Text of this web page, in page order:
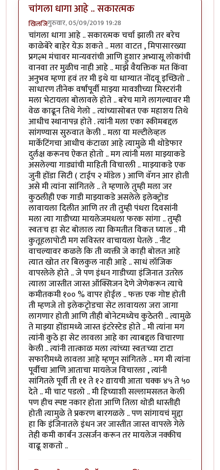
चांगला धागा आहे .. सकारत्मक
खिलजिगुरुवार, 05/09/2019 19:28
चांगला धागा आहे .. सकारत्मक चर्चा झाली तर बरेच
काळेबेरे बाहेर येऊ शकते .. मला वाटत , मिपासारख्या
प्रगल्भ मंचावर मान्यवरांची आणि हुशार अभ्यासू लोकांची
वानवा तर मुळीच नाही आहे .. माझे वैयक्तिक मत किंवा
अनुभव म्हणा हवं तर मी इथे या धाग्यात नोंदवू इच्छितो ..
साधारण तीनेक वर्षांपूर्वी माझ्या मावशीच्या मिस्टरांनी
मला भेटायला बोलावले होते .. बरेच मागे लागल्यावर मी
वेळ काढून तिथे गेलो .. त्यांच्यासोबत एक महाशय तिथे
आधीच स्थानापन्न होते . त्यांनी मला एका स्कीमबद्दल
सांगण्यास सुरुवात केली .. मला या मल्टीलेव्हल
मार्केटिंगचा आधीच कंटाळा आहे त्यामुळे मी थोडेफार
दुर्लक्ष करूनच ऐकत होतो .. मग त्यांनी मला माझ्याकडे
असलेल्या गाड्यांची माहिती विचारली .. माझ्याकडे एक
जुनी होंडा सिटी ( टाईप २ मॉडेल ) आणि वॅगन आर होती
असे मी त्यांना सांगितले .. ते म्हणाले तुम्ही मला जर
कुठलीही एक गाडी माझ्याकडे असलेले इलेक्ट्रोड
लावायला दिलीत आणि तर ती तुम्ही पंधरा दिवसांनी
मला त्या गाडीच्या मायलेजमधला फरक सांगा .. तुम्ही
स्वतःच हा सेट बोलाल त्या किमतीत विकत घ्याल .. मी
कुतूहलापोटी मग सविस्तर वाचायला घेतले .. नीट
वाचल्यावर कळले कि ती व्यक्ती जे काही बोलत आहे
त्यात खोत तर बिलकुल नाही आहे .. साधं लॉजिक
वापरलेले होते .. जे पण इंधन गाडीच्या इंजिनात उतरेल
त्याला जास्तीत जास्त ऑक्सिजन देणे जेणेकरून त्याचे
कमीतकमी १०० % वापर होईल .. फक्त एक गोष्ट होती
ती म्हणजे तो इलेकट्रोडचा सेट लावायला जरा जागा
लागणार होती आणि तीही बोनेटमध्येच कुठेतरी .. त्यामुळे
ते माझ्या होंडामध्ये जास्त इंटरेस्टेड होते .. मी त्यांना मग
त्यांनी कुठे हा सेट लावला आहे का त्याबद्दल विचारणा
केली .. त्यांनी तात्काळ मला त्यांच्या स्वतःच्या टाटा
सफारीमध्ये लावला आहे म्हणून सांगितले .. मग मी त्यांना
पूर्वीचा आणि आताचा मायलेज विचारला , त्यांनी
सांगितले पूर्वी ती ११ ते १२ द्यायची आता चक्क ४५ ते ५०
देते .. मी चाट पडलो .. मी हिच्याशी सल्लामसलत केली
पण हीच स्पष्ट नकार होता आणि तिला थोडी धास्तीही
होती त्यामुळे ते प्रकरण बारगळले .. पण सांगायचं मुद्दा
हा कि इंजिनातले इंधन जर जास्तीत जास्त वापरले गेले
तेही कमी कार्बन उत्सर्जन करून तर मायलेज नक्कीच
वाढू शकतो ..